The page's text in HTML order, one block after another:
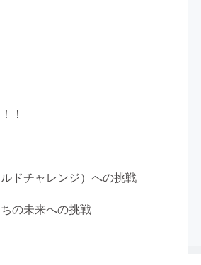
！
ドチャレンジ）への挑戦
の未来への挑戦